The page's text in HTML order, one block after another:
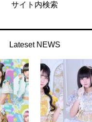
サイト内検索
Lateset NEWS